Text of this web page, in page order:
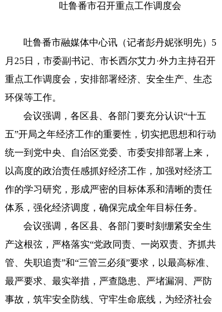
国务院文件
政策法规
政府规章
政策解读
重大决策预公开
督察检查
督察通报
提案议案
援疆工作
吐鲁番市召开重点工作调度会
吐鲁番市融媒体中心讯（记者彭丹妮张明先）5
月25日，市委副书记、市长西尔艾力·外力主持召开
重点工作调度会，安排部署经济、安全生产、生态
环保等工作。
会议强调，各区县、各部门要充分认识“十五
五”开局之年经济工作的重要性，切实把思想和行动
统一到党中央、自治区党委、市委安排部署上来，
以高度的政治责任感抓好经济工作，加强对经济工
作的学习研究，形成严密的目标体系和清晰的责任
体系，强化经济调度，确保完成全年目标任务。
会议强调，各区县、各部门要时刻绷紧安全生
产这根弦，严格落实“党政同责、一岗双责、齐抓共
管、失职追责”和“三管三必须”要求，以最高标准、
最严要求、最实举措，严查隐患、严堵漏洞、严防
事故，筑牢安全防线、守牢生命底线，为经济社会